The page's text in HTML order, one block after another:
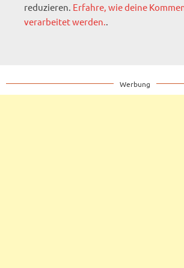
reduzieren. Erfahre, wie deine
verarbeitet werden..
Werbung